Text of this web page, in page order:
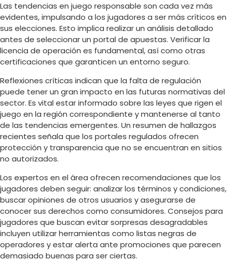
Las tendencias en juego responsable son cada vez más
evidentes, impulsando a los jugadores a ser más críticos en
sus elecciones. Esto implica realizar un análisis detallado
antes de seleccionar un portal de apuestas. Verificar la
licencia de operación es fundamental, así como otras
certificaciones que garanticen un entorno seguro.
Reflexiones críticas indican que la falta de regulación
puede tener un gran impacto en las futuras normativas del
sector. Es vital estar informado sobre las leyes que rigen el
juego en la región correspondiente y mantenerse al tanto
de las tendencias emergentes. Un resumen de hallazgos
recientes señala que los portales regulados ofrecen
protección y transparencia que no se encuentran en sitios
no autorizados.
Los expertos en el área ofrecen recomendaciones que los
jugadores deben seguir: analizar los términos y condiciones,
buscar opiniones de otros usuarios y asegurarse de
conocer sus derechos como consumidores. Consejos para
jugadores que buscan evitar sorpresas desagradables
incluyen utilizar herramientas como listas negras de
operadores y estar alerta ante promociones que parecen
demasiado buenas para ser ciertas.